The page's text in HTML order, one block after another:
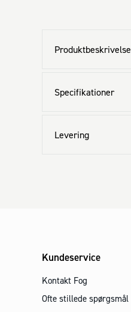
Produktbeskrivelse
Specifikationer
Levering
Kundeservice
Kontakt Fog
Ofte stillede spørgsmål